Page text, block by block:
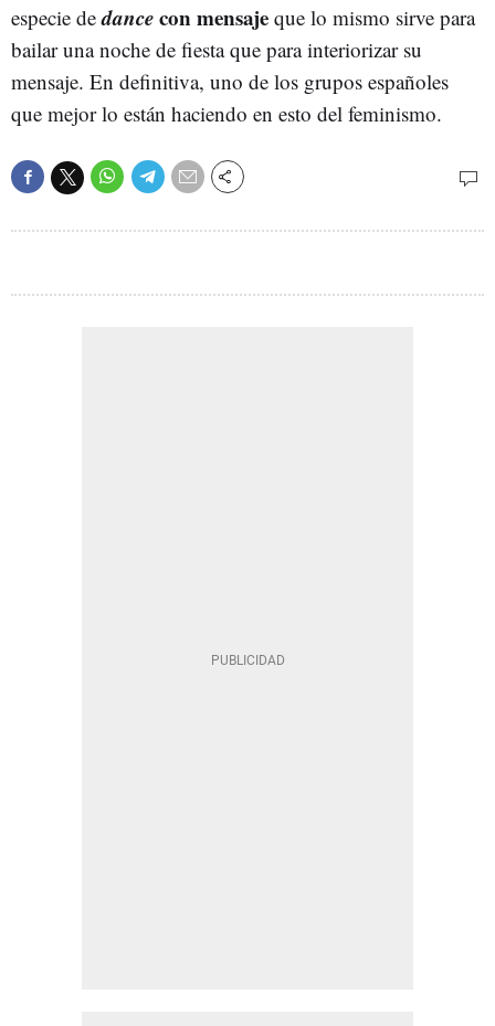
especie dedancecon mensaje que lo mismo sirve para
bailar una noche de fiesta que para interiorizar su
mensaje. En definitiva, uno de los grupos españoles
que mejor lo están haciendo en esto del feminismo.